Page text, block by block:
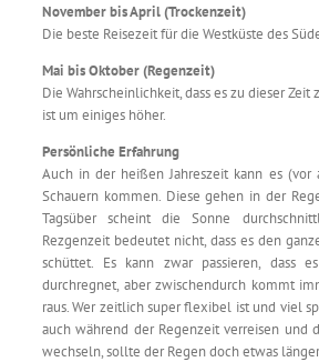
November bis April (Trockenzeit)
Die beste Reisezeit für die Westküste des
Mai bis Oktober (Regenzeit)
Die Wahrscheinlichkeit, dass es zu dieser
ist um einiges höher.
Persönliche Erfahrung
Auch in der heißen Jahreszeit kann es
Schauern kommen. Diese gehen in der
Tagsüber scheint die Sonne
Rezgenzeit bedeutet nicht, dass es den
schüttet. Es kann zwar passieren, dass
durchregnet, aber zwischendurch kommt
raus. Wer zeitlich super flexibel ist und viel
auch während der Regenzeit verreisen und
wechseln, sollte der Regen doch etwas